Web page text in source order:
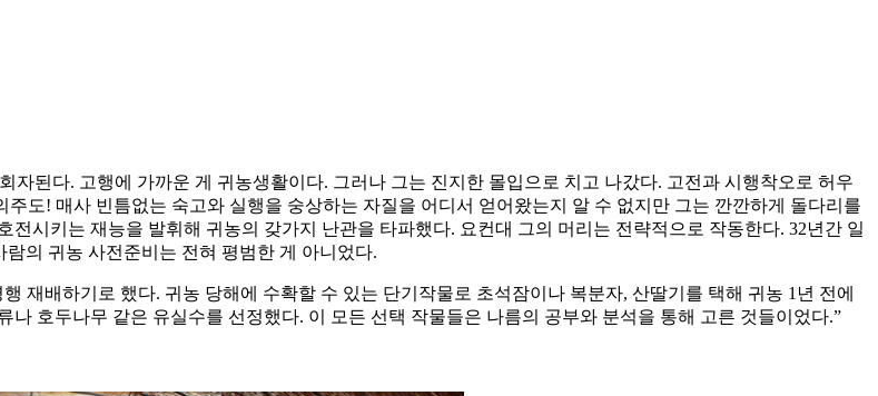
된다. 고행에 가까운 게 귀농생활이다. 그러나 그는 진지한 몰입으로 치고 나갔다. 고전과 시행착오로 허우
도! 매사 빈틈없는 숙고와 실행을 숭상하는 자질을 어디서 얻어왔는지 알 수 없지만 그는 깐깐하게 돌다리를
시키는 재능을 발휘해 귀농의 갖가지 난관을 타파했다. 요컨대 그의 머리는 전략적으로 작동한다. 32년간 일
의 귀농 사전준비는 전혀 평범한 게 아니었다.
재배하기로 했다. 귀농 당해에 수확할 수 있는 단기작물로 초석잠이나 복분자, 산딸기를 택해 귀농 1년 전에
호두나무 같은 유실수를 선정했다. 이 모든 선택 작물들은 나름의 공부와 분석을 통해 고른 것들이었다.”